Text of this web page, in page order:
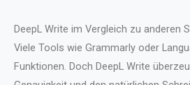
DeepL Write im Vergleich zu anderen
Viele Tools wie Grammarly oder
Funktionen. Doch DeepL Write